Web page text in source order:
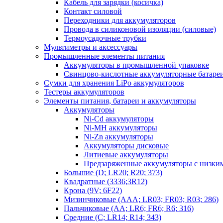
Кабель для зарядки (косичка)
Контакт силовой
Переходники для аккумуляторов
Провода в силиконовой изоляции (силовые)
Термоусадочные трубки
Мультиметры и аксессуары
Промышленные элементы питания
Аккумуляторы в промышленной упаковке
Свинцово-кислотные аккумуляторные
Сумки для хранения LiPo аккумуляторов
Тестеры аккумуляторов
Элементы питания, батареи и аккумуляторы
Аккумуляторы
Ni-Cd аккумуляторы
Ni-MH аккумуляторы
Ni-Zn аккумуляторы
Аккумуляторы дисковые
Литиевые аккумуляторы
Предзаряженные аккумуляторы с
Большие (D; LR20; R20; 373)
Квадратные (3336;3R12)
Крона (9V; 6F22)
Мизинчиковые (AAA; LR03; FR03; R03; 286)
Пальчиковые (AA; LR6; FR6; R6; 316)
Средние (C; LR14; R14; 343)